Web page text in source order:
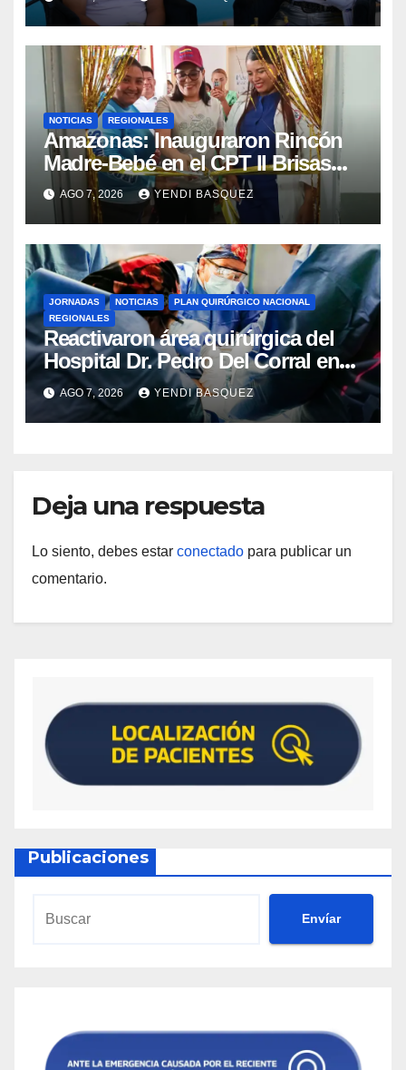
NOTICIAS REGIONALES
​Amazonas: Inauguraron Rincón
Madre-Bebé en el CPT II Brisas
del Aeropuerto ​Inauguraron
Rincón
AGO 7, 2026 YENDI BASQUEZ
JORNADAS NOTICIAS
PLAN QUIRÚRGICO NACIONAL
REGIONALES
Reactivaron área quirúrgica del
Hospital Dr. Pedro Del Corral en
Guárico
AGO 7, 2026 YENDI BASQUEZ
Deja una respuesta
Lo siento, debes estar conectado para publicar un
comentario.
Publicaciones
Envíar